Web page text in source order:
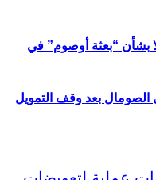
بشأن “بعثة أوصوم” في
بعد وقف التمويل